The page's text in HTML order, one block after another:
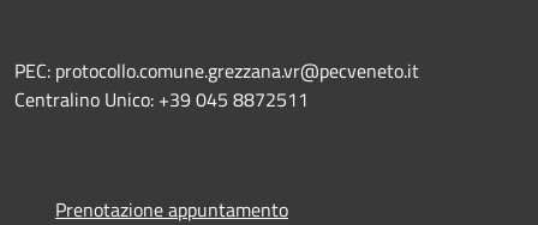
PEC: protocollo.comune.grezzana.vr@pecveneto.it
Centralino Unico: +39 045 8872511
Prenotazione appuntamento